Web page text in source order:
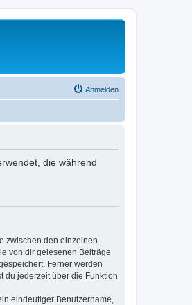
Anmelden
die während
zwischen den einzelnen
von dir gelesenen Beiträge
Ferner werden
du jederzeit über die Funktion
eindeutiger Benutzername,